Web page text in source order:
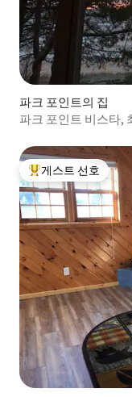
파크 포인트의 집
파크 포인트 비스타,
상위 게스트 선호
게스트 선호